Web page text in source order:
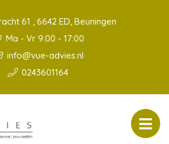
61 , 6642 ED, Beuningen
Ma - Vr 9:00 - 17:00
info@vue-advies.nl
0243601164